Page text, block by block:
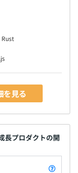
Rust
を見る
長プロダクトの開